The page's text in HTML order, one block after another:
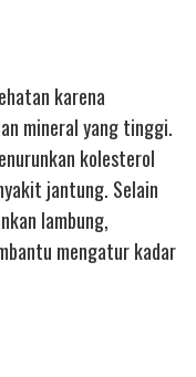
karena
mineral yang tinggi.
kolesterol
jantung. Selain
lambung,
mengatur kadar